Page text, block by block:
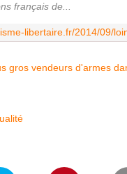
français de...